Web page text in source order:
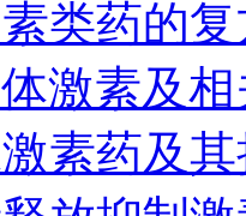
类药的
激素及
素药及